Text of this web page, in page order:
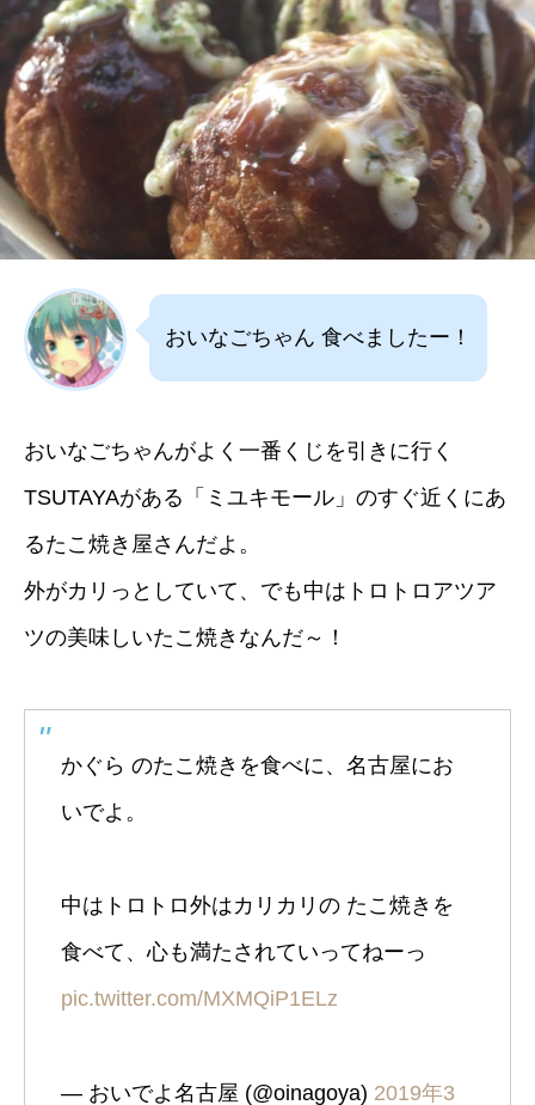
おいなごちゃん 食べましたー！
おいなごちゃんがよく一番くじを引きに行く
TSUTAYAがある「ミユキモール」のすぐ近くにあ
るたこ焼き屋さんだよ。
外がカリっとしていて、でも中はトロトロアツア
ツの美味しいたこ焼きなんだ～！
かぐら のたこ焼きを食べに、名古屋にお
いでよ。
中はトロトロ外はカリカリの たこ焼きを
食べて、心も満たされていってねーっ
pic.twitter.com/MXMQiP1ELz
— おいでよ名古屋 (@oinagoya) 2019年3